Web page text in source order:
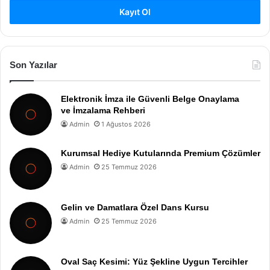
Kayıt Ol
Son Yazılar
Elektronik İmza ile Güvenli Belge Onaylama
ve İmzalama Rehberi
Admin 1 Ağustos 2026
Kurumsal Hediye Kutularında Premium Çözümler
Admin 25 Temmuz 2026
Gelin ve Damatlara Özel Dans Kursu
Admin 25 Temmuz 2026
Oval Saç Kesimi: Yüz Şekline Uygun Tercihler